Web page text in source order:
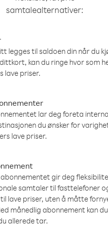
samtalealternativer:
legges til saldoen din når du
kan du ringe hvor som
lave priser.
lar deg foreta
du ønsker for
lave priser.
gir deg
samtaler til fasttelefoner
lave priser, uten å måtte
månedlig abonnement kan
allerede tar.